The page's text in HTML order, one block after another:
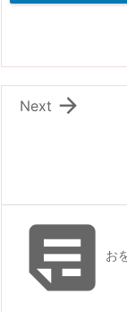

Next
お